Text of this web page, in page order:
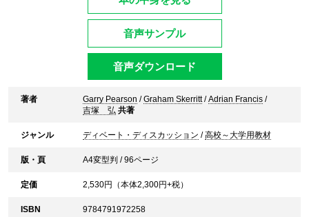
音声サンプル
音声ダウンロード
著者 Garry Pearson /Graham Skerritt/Adrian Francis /
吉塚 弘 共著
ジャンル ディベート・ディスカッション /高校～大学用教材
版・頁 A4変型判 / 96ページ
定価 2,530円（本体2,300円+税）
ISBN 9784791972258